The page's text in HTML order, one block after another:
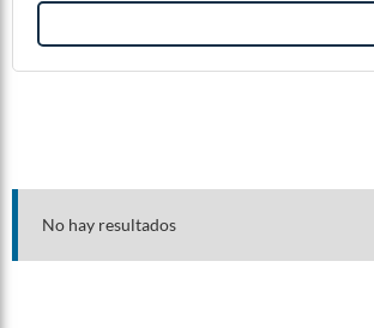
No hay resultados